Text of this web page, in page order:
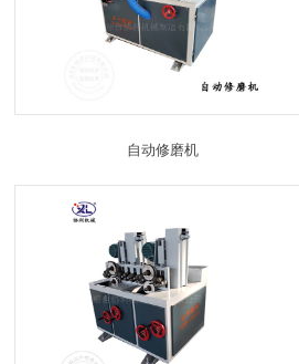
自动修磨机